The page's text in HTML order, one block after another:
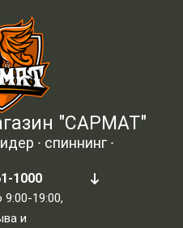
"САРМАТ"
∙ спиннинг ∙
1000
19:00,
и